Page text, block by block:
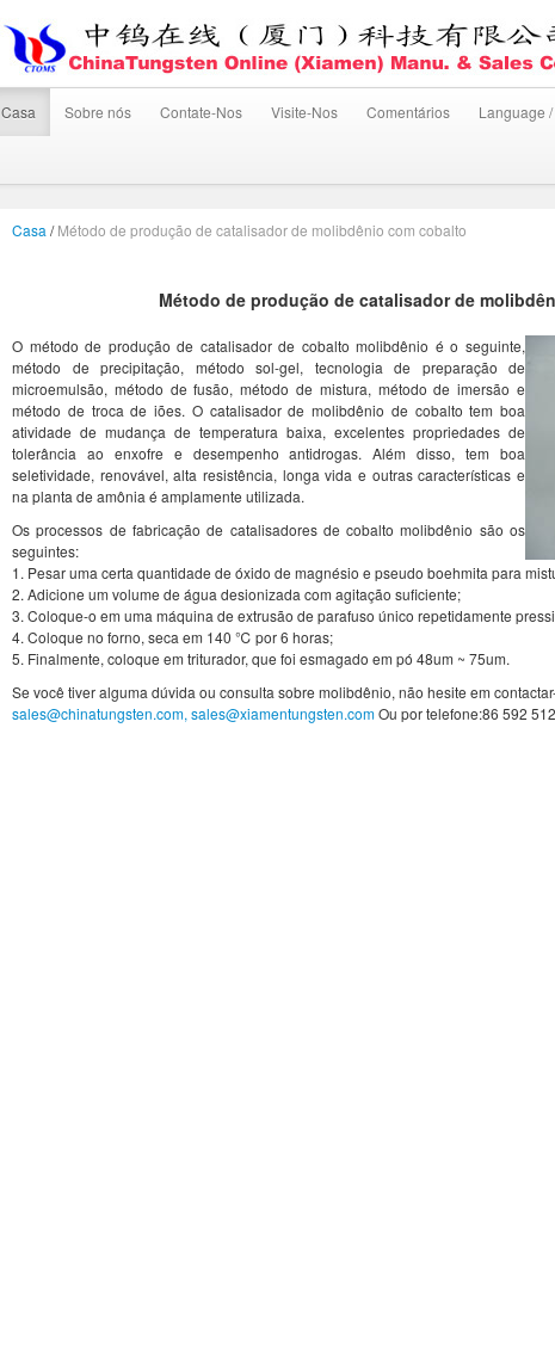
Casa Sobre nós Contate-Nos Visite-Nos Comentários Language
Casa / Método de produção de catalisador de molibdênio com cobalto
Método de produção de catalisador de
O método de produção de catalisador de cobalto molibdênio é o seguinte,
método de precipitação, método sol-gel, tecnologia de preparação de
microemulsão, método de fusão, método de mistura, método de imersão e
método de troca de iões. O catalisador de molibdênio de cobalto tem boa
atividade de mudança de temperatura baixa, excelentes propriedades de
tolerância ao enxofre e desempenho antidrogas. Além disso, tem boa
seletividade, renovável, alta resistência, longa vida e outras características e
na planta de amônia é amplamente utilizada.
Os processos de fabricação de catalisadores de cobalto molibdênio são os
seguintes:
1. Pesar uma certa quantidade de óxido de magnésio e pseudo boehmita para
2. Adicione um volume de água desionizada com agitação suficiente;
3. Coloque-o em uma máquina de extrusão de parafuso único repetidamente
4. Coloque no forno, seca em 140 ℃ por 6 horas;
5. Finalmente, coloque em triturador, que foi esmagado em pó 48um ~ 75um.
Se você tiver alguma dúvida ou consulta sobre molibdênio, não hesite em
sales@chinatungsten.com, sales@xiamentungsten.comOu por telefone:86 592